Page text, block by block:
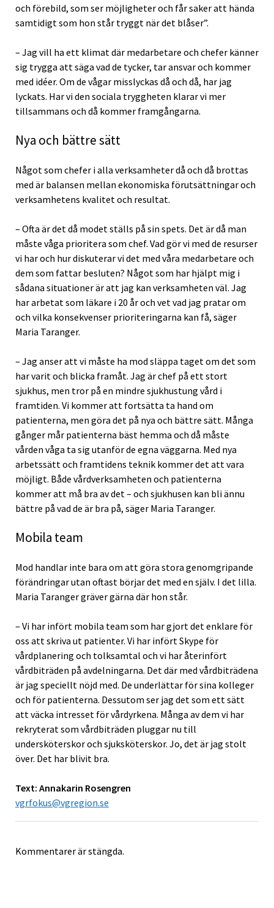
och förebild, som ser möjligheter och får saker att hända
samtidigt som hon står tryggt när det blåser”.
– Jag vill ha ett klimat där medarbetare och chefer känner
sig trygga att säga vad de tycker, tar ansvar och kommer
med idéer. Om de vågar misslyckas då och då, har jag
lyckats. Har vi den sociala tryggheten klarar vi mer
tillsammans och då kommer framgångarna.
Nya och bättre sätt
Något som chefer i alla verksamheter då och då brottas
med är balansen mellan ekonomiska förutsättningar och
verksamhetens kvalitet och resultat.
– Ofta är det då modet ställs på sin spets. Det är då man
måste våga prioritera som chef. Vad gör vi med de resurser
vi har och hur diskuterar vi det med våra medarbetare och
dem som fattar besluten? Något som har hjälpt mig i
sådana situationer är att jag kan verksamheten väl. Jag
har arbetat som läkare i 20 år och vet vad jag pratar om
och vilka konsekvenser prioriteringarna kan få, säger
Maria Taranger.
– Jag anser att vi måste ha mod släppa taget om det som
har varit och blicka framåt. Jag är chef på ett stort
sjukhus, men tror på en mindre sjukhustung vård i
framtiden. Vi kommer att fortsätta ta hand om
patienterna, men göra det på nya och bättre sätt. Många
gånger mår patienterna bäst hemma och då måste
vården våga ta sig utanför de egna väggarna. Med nya
arbetssätt och framtidens teknik kommer det att vara
möjligt. Både vårdverksamheten och patienterna
kommer att må bra av det – och sjukhusen kan bli ännu
bättre på vad de är bra på, säger Maria Taranger.
Mobila team
Mod handlar inte bara om att göra stora genomgripande
förändringar utan oftast börjar det med en själv. I det lilla.
Maria Taranger gräver gärna där hon står.
– Vi har infört mobila team som har gjort det enklare för
oss att skriva ut patienter. Vi har infört Skype för
vårdplanering och tolksamtal och vi har återinfört
vårdbiträden på avdelningarna. Det där med vårdbiträdena
är jag speciellt nöjd med. De underlättar för sina kolleger
och för patienterna. Dessutom ser jag det som ett sätt
att väcka intresset för vårdyrkena. Många av dem vi har
rekryterat som vårdbiträden pluggar nu till
undersköterskor och sjuksköterskor. Jo, det är jag stolt
över. Det har blivit bra.
Text: Annakarin Rosengren
vgrfokus@vgregion.se
Kommentarer är stängda.